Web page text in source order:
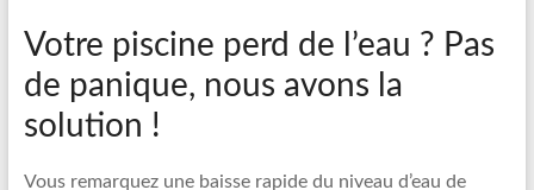
L’Olympide
—
Expert
France
Votre piscine perd de l’eau ? Pas
de panique, nous avons la
solution !
Vous remarquez une baisse rapide du niveau d’eau de